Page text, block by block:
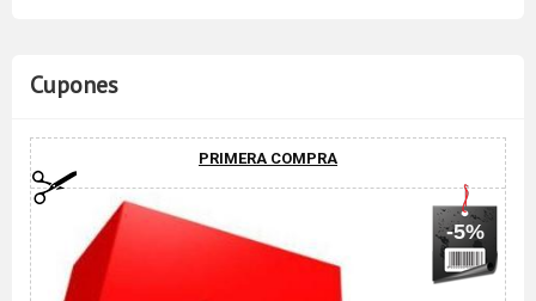
Cupones
PRIMERA COMPRA
-5%